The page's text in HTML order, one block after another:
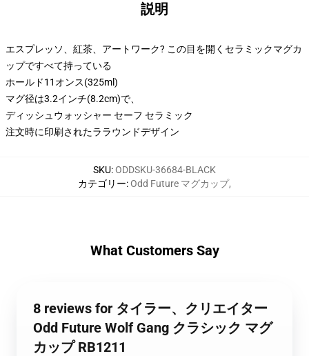
説明
エスプレッソ、紅茶、アートワーク? この目を開くセラミックマグカ
ップですべて持っている
ホールド11オンス(325ml)
マグ径は3.2インチ(8.2cm)で、
ディッシュウォッシャー セーフ セラミック
注文時に印刷されたララウンドデザイン
SKU:ODDSKU-36684-BLACK
カテゴリー:Odd Future マグカップ,
What Customers Say
8 reviews for タイラー、クリエイター
Odd Future Wolf Gang クラシック マグ
カップ RB1211